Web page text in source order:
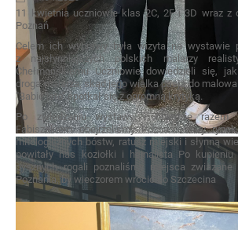
11 kwietnia uczniowie klas 2C, 2F i 3D wraz z
Poznań
Celem ich wyprawy była wizyta na wystawie
z najsłynniejszych polskich malarzy
Chełmońskiemu Uczniowie dowiedzieli się,
droga malarza, skąd jego wielka pasja do
"Babie lato" spotkał się z ogromną krytyką.
Po zwiedzaniu wystawy i obiedzie razem
Fabiszakiem obejrzeliśmy Poznań: stary
mitologicznych bóstw, ratusz miejski i słynną
powitały nas koziołki i hejnalista Po
pysznych rogali poznaliśmy miejsca
Poznania, by wieczorem wrócić do Szczecina